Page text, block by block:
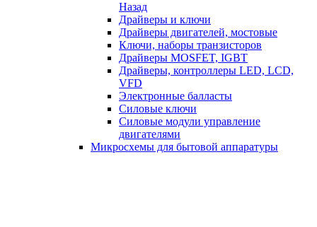
Назад
Драйверы и ключи
Драйверы двигателей, мостовые
Ключи, наборы транзисторов
Драйверы MOSFET, IGBT
Драйверы, контроллеры LED, LCD,
VFD
Электронные балласты
Силовые ключи
Силовые модули управление
двигателями
Микросхемы для бытовой аппаратуры